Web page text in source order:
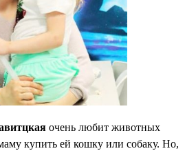
очень любит животных
купить ей кошку или собаку. Но,